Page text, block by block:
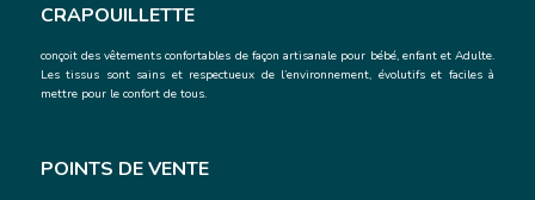
CRAPOUILLETTE
conçoit des vêtements confortables de façon artisanale pour bébé, enfant et Adulte.
Les tissus sont sains et respectueux de l’environnement, évolutifs et faciles à
mettre pour le confort de tous.
POINTS DE VENTE